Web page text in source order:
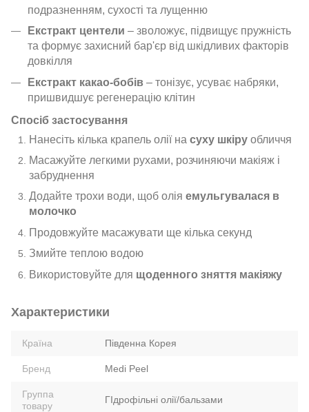
подразненням, сухості та лущенню
Екстракт центели – зволожує, підвищує пружність
та формує захисний бар'єр від шкідливих факторів
довкілля
Екстракт какао-бобів – тонізує, усуває набряки,
пришвидшує регенерацію клітин
Спосіб застосування
Нанесіть кілька крапель олії на суху шкіру обличчя
Масажуйте легкими рухами, розчиняючи макіяж і
забруднення
Додайте трохи води, щоб олія емульгувалася в
молочко
Продовжуйте масажувати ще кілька секунд
Змийте теплою водою
Використовуйте для щоденного зняття макіяжу
Характеристики
Країна Південна Корея
Бренд Medi Peel
Группа
товару
ГІдрофільні олії/бальзами